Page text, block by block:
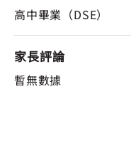
高中畢業（DSE）
家長評論
暫無數據